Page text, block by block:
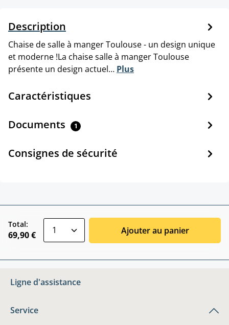
Description
Chaise de salle à manger Toulouse - un design unique
et moderne !La chaise salle à manger Toulouse
présente un design actuel… Plus
Caractéristiques
Documents 1
Consignes de sécurité
Total:
69,90 € Ajouter au panier
Ligne d'assistance
Service